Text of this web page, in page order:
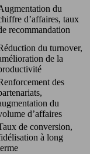
du
d’affaires, taux
recommandation
du turnover,
de la
des
du
d’affaires
de conversion,
à long